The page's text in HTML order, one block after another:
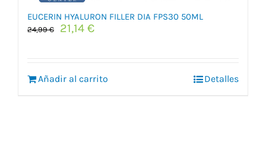
EUCERIN HYALURON FILLER DIA FPS30 50ML
24,99€
El
24,99 €.
21,14 €El
21,14 €.
Añadir al carrito Detalles